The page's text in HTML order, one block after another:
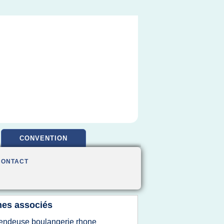
CONVENTION
associés
boulangerie rhone